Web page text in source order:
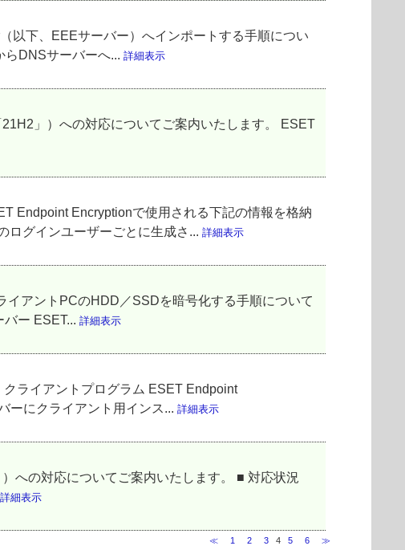
以下、EEEサーバー）へインポートする手順につい
らDNSサーバーへ... 詳細表示
」）への対応についてご案内いたします。 ESET
Endpoint Encryptionで使用される下記の情報を格納
ログインユーザーごとに生成さ... 詳細表示
アントPCのHDD／SSDを暗号化する手順について
ー ESET... 詳細表示
ライアントプログラム ESET Endpoint
ーにクライアント用インス... 詳細表示
への対応についてご案内いたします。 ■ 対応状況
詳細表示
≪ 1 2 3 4 5 6 ≫